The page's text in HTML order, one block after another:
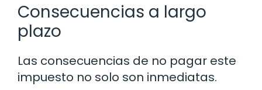
Consecuencias a largo
plazo
Las consecuencias de no pagar este
impuesto no solo son inmediatas.